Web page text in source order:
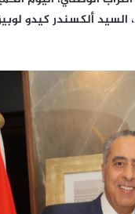
ألكسندر كيدو لوبيز